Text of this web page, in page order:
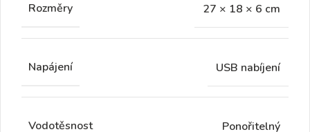
Rozměry 27 × 18 × 6 cm
Napájení USB nabíjení
Vodotěsnost Ponořitelný